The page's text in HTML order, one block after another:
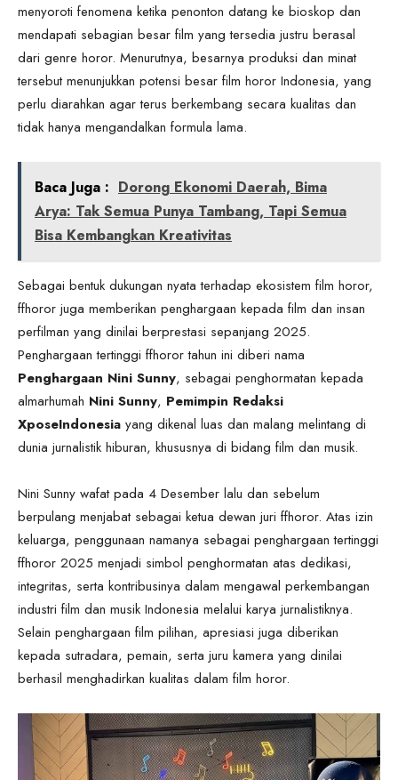
menyoroti fenomena ketika penonton datang ke bioskop dan
mendapati sebagian besar film yang tersedia justru berasal
dari genre horor. Menurutnya, besarnya produksi dan minat
tersebut menunjukkan potensi besar film horor Indonesia, yang
perlu diarahkan agar terus berkembang secara kualitas dan
tidak hanya mengandalkan formula lama.
Baca Juga : Dorong Ekonomi Daerah, Bima
Arya: Tak Semua Punya Tambang, Tapi Semua
Bisa Kembangkan Kreativitas
Sebagai bentuk dukungan nyata terhadap ekosistem film horor,
ffhoror juga memberikan penghargaan kepada film dan insan
perfilman yang dinilai berprestasi sepanjang 2025.
Penghargaan tertinggi ffhoror tahun ini diberi nama
Penghargaan Nini Sunny, sebagai penghormatan kepada
almarhumah Nini Sunny, Pemimpin Redaksi
XposeIndonesia yang dikenal luas dan malang melintang di
dunia jurnalistik hiburan, khususnya di bidang film dan musik.
Nini Sunny wafat pada 4 Desember lalu dan sebelum
berpulang menjabat sebagai ketua dewan juri ffhoror. Atas izin
keluarga, penggunaan namanya sebagai penghargaan tertinggi
ffhoror 2025 menjadi simbol penghormatan atas dedikasi,
integritas, serta kontribusinya dalam mengawal perkembangan
industri film dan musik Indonesia melalui karya jurnalistiknya.
Selain penghargaan film pilihan, apresiasi juga diberikan
kepada sutradara, pemain, serta juru kamera yang dinilai
berhasil menghadirkan kualitas dalam film horor.